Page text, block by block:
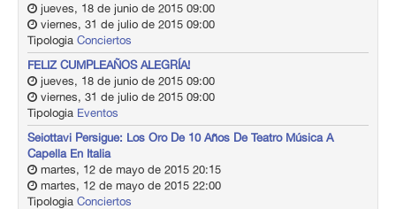
jueves, 18 de junio de 2015 09:00
viernes, 31 de julio de 2015 09:00
Tipologia Conciertos
FELIZ CUMPLEAÑOS ALEGRÍA!
jueves, 18 de junio de 2015 09:00
viernes, 31 de julio de 2015 09:00
Tipologia Eventos
Seiottavi Persigue: Los Oro De 10 Años De Teatro Música A
Capella En Italia
martes, 12 de mayo de 2015 20:15
martes, 12 de mayo de 2015 22:00
Tipologia Conciertos